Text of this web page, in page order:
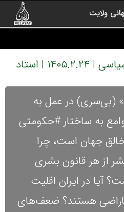
ولایت
برنامه کامل | پرسمان سیاسی | ۱۴۰۵.۲.۲۴ | استاد
(بی‌سری) در عمل به
به ساختار #حکومتی
خالق جهان است، چرا
از هر قانون بشری
آیا در ایران اقلیت
هستند؟ ضعف‌های